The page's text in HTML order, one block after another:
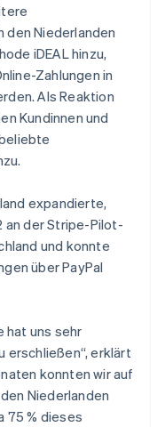
den Niederlanden
iDEAL hinzu,
Zahlungen in
Als Reaktion
Kundinnen und
expandierte,
der Stripe-Pilot-
und konnte
über PayPal
hat uns sehr
erschließen“, erklärt
konnten wir auf
Niederlanden
75 % dieses